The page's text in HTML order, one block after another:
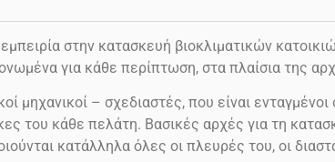
στην κατασκευή βιοκλιματικών
για κάθε περίπτωση, στα πλαίσια της
μηχανικοί – σχεδιαστές, που είναι
του κάθε πελάτη. Βασικές αρχές για τη
κατάλληλα όλες οι πλευρές του, οι